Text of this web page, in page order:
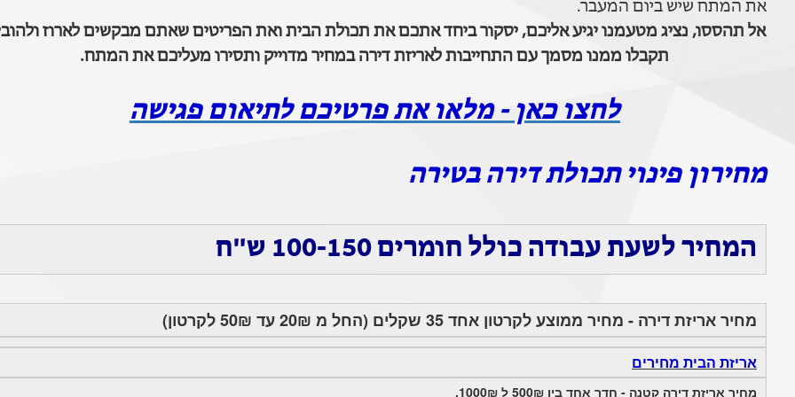
את המתח שיש ביום המעבר.
אל תהססו, נציג מטעמנו יגיע אליכם, יסקור ביחד אתכם את תכולת הבית ואת הפריטים שאתם מבקשים לארוז
תקבלו ממנו מסמך עם התחייבות לאריזת דירה במחיר מדוייק ותסירו מעליכם את המתח.
לחצו כאן - מלאו את פרטיכם לתיאום פגישה
מחירון פינוי תכולת דירה בטירה
המחיר לשעת עבודה כולל חומרים 100-150 ש"ח
מחיר אריזת דירה - מחיר ממוצע לקרטון אחד 35 שקלים (החל מ 20₪ עד 50₪ לקרטון)
אריזת הבית מחירים
מחיר אריזת דירה קטנה - חדר אחד בין 500₪ ל 1000₪.